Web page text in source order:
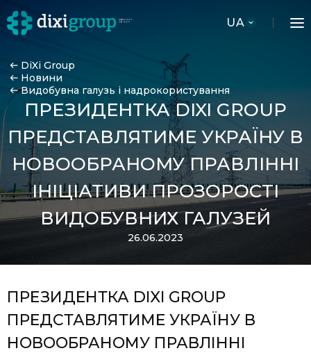
UA
DiXi Group
Новини
Видобувна галузь і надрокористування
ПРЕЗИДЕНТКА DIXI GROUP
ПРЕДСТАВЛЯТИМЕ УКРАЇНУ В
НОВООБРАНОМУ ПРАВЛІННІ
ІНІЦІАТИВИ ПРОЗОРОСТІ
ВИДОБУВНИХ ГАЛУЗЕЙ
26.06.2023
ПРЕЗИДЕНТКА DIXI GROUP
ПРЕДСТАВЛЯТИМЕ УКРАЇНУ В
НОВООБРАНОМУ ПРАВЛІННІ